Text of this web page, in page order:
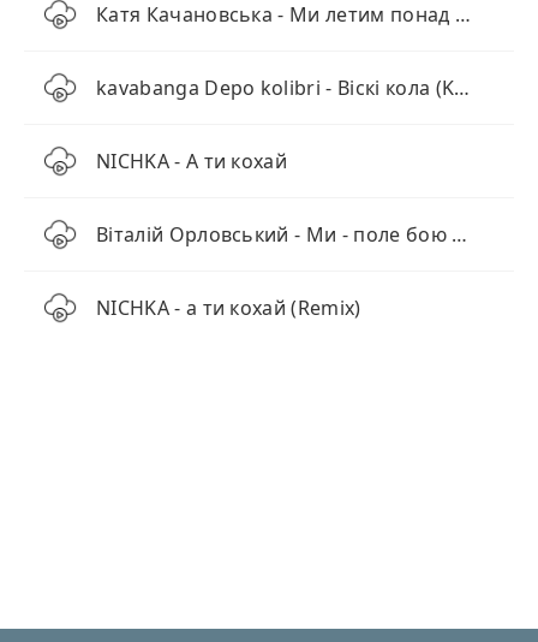
Катя Качановська - Ми летим понад хмарами (KARMV REMIX)
kavabanga Depo kolibri - Віскі кола (KARMV REMIX)
NICHKA - А ти кохай
Віталій Орловський - Ми - поле бою двох культур
NICHKA - а ти кохай (Remix)